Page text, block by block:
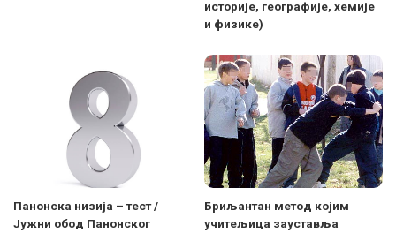
историје, географије, хемије
и физике)
Панонска низија – тест /
Јужни обод Панонског
Бриљантан метод којим
учитељица зауставља